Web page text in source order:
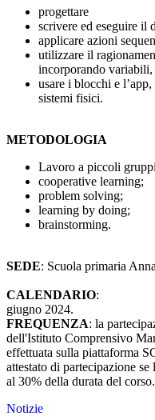
progettare
scrivere ed eseguire il
applicare azioni
utilizzare il
incorporando
usare i blocchi e
sistemi fisici.
METODOLOGIA
Lavoro a piccoli
cooperative learning;
problem solving;
learning by doing;
brainstorming.
SEDE: Scuola primaria
CALENDARIO:
giugno 2024.
FREQUENZA: la
dell'Istituto Comprensivo
effettuata sulla piattaforma
attestato di partecipazione
al 30% della durata del corso.
Notizie